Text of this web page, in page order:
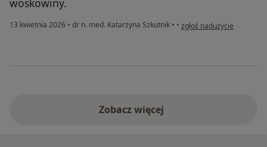
woskowiny.
13 kwietnia 2026 • dr n. med. Katarzyna Szkutnik • • w opinii użytkownika MR
zgłoś nadużycie
Zobacz więcej